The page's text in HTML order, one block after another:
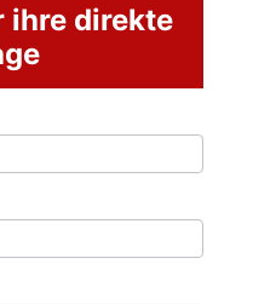
ihre direkte